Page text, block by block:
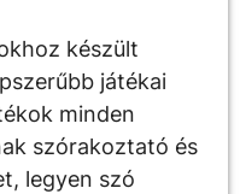
készült
játékai
minden
szórakoztató és
legyen szó